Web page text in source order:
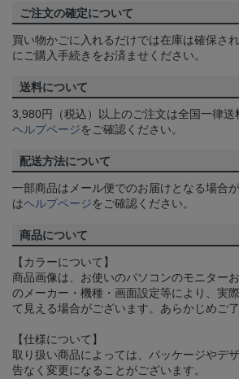
ご注文の確定について
買い物かごに入れるだけでは在庫は確保さ
にご購入手続きをお済ませください。
送料について
3,980円（税込）以上のご注文は全国一律送
ヘルプページをご確認ください。
配送方法について
一部商品はメール便でのお届けとなる場合
はヘルプページをご確認ください。
商品について
【カラーについて】
商品画像は、お使いのパソコンのモニター
のメーカー・機種・画面設定等により、実
て見える場合がございます。あらかじめご了
【仕様について】
取り扱い商品によっては、パッケージやデ
告なく変更になることがございます。